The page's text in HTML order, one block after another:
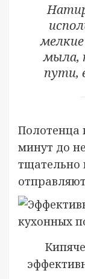
мыла,
пути,
Полотенца
минут до
тщательно